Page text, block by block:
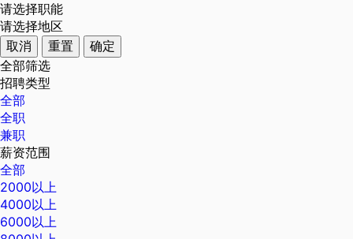
请选择职能
请选择地区
取消
重置
确定
全部筛选
招聘类型
全部
全职
兼职
薪资范围
全部
2000以上
4000以上
6000以上